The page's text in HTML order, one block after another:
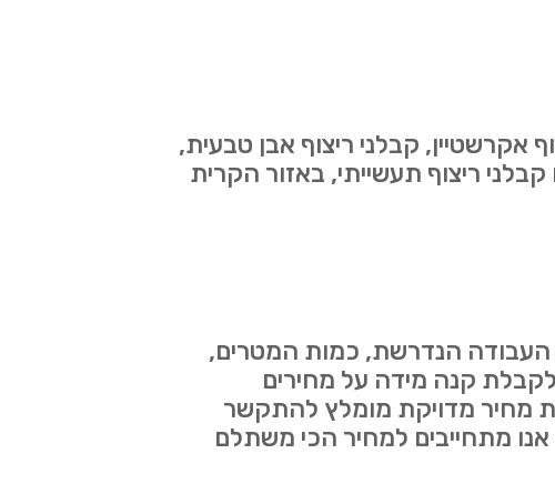
אקרשטיין, קבלני ריצוף אבן טבעית,
קבלני ריצוף תעשייתי, באזור הקרית
העבודה הנדרשת, כמות המטרים,
לקבלת קנה מידה על מחירים
מחיר מדויקת מומלץ להתקשר
אנו מתחייבים למחיר הכי משתלם